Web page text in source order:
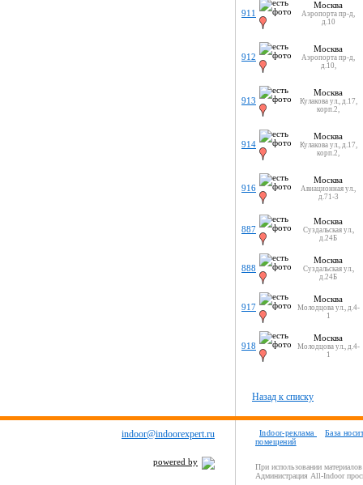
911
Москва
Аэропорта пр-д,
д.10
912
Москва
Аэропорта пр-д,
д.10,
913
Москва
Кулакова ул., д.17,
корп.2,
914
Москва
Кулакова ул., д.17,
корп.2,
916
Москва
Авиационная ул.,
д.71-3
887
Москва
Суздальская ул.,
д.24Б
888
Москва
Суздальская ул.,
д.24Б
917
Москва
Молодцова ул., д.4-
1
918
Москва
Молодцова ул., д.4-
1
Назад к списку
indoor@indoorexpert.ru
powered by
Indoor-реклама
База
помещений
При использовании
Администрация All-Indoor